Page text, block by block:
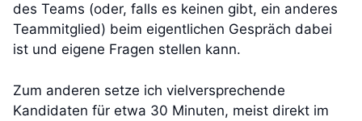
des Teams (oder, falls es keinen gibt, ein anderes
Teammitglied) beim eigentlichen Gespräch dabei
ist und eigene Fragen stellen kann.
Zum anderen setze ich vielversprechende
Kandidaten für etwa 30 Minuten, meist direkt im